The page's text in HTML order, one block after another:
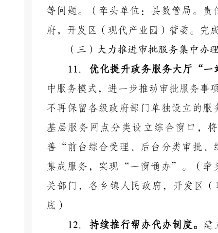
等问题。（牵头单位：县数管局。
府，开发区（现代产业园）管委。完
（三）大力推进审批服务集中办
11 ． 优化提升政务服务大厅 “一
中服务模式，进一步推动审批服务事
不再保留各级政府部门单独设立的
基层服务网点分类设立综合窗口，
善 “前台综合受理、后台分类审批
集成服务，实现“一窗通办”。（牵
关部门，各乡镇人民政府，开发区
底）
12． 持续推行帮办代办制度。 建